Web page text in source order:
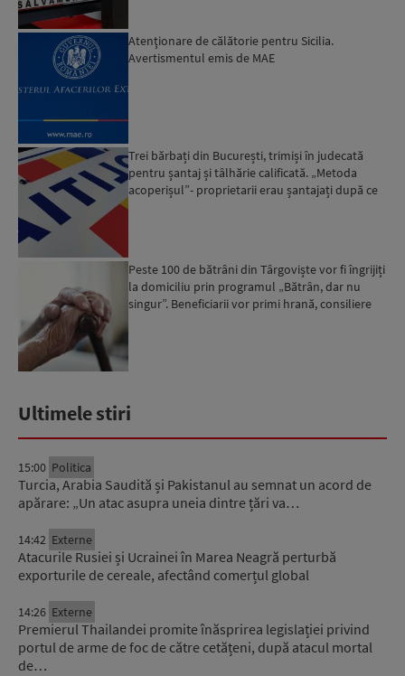
Atenţionare de călătorie pentru Sicilia.
Avertismentul emis de MAE
Trei bărbați din București, trimiși în judecată
pentru șantaj și tâlhărie calificată. „Metoda
acoperișul”- proprietarii erau șantajați după ce
Peste 100 de bătrâni din Târgoviște vor fi îngrijiți
la domiciliu prin programul „Bătrân, dar nu
singur”. Beneficiarii vor primi hrană, consiliere
Ultimele stiri
15:00 Politica
Turcia, Arabia Saudită și Pakistanul au semnat un acord de
apărare: „Un atac asupra uneia dintre țări va…
14:42 Externe
Atacurile Rusiei și Ucrainei în Marea Neagră perturbă
exporturile de cereale, afectând comerțul global
14:26 Externe
Premierul Thailandei promite înăsprirea legislației privind
portul de arme de foc de către cetățeni, după atacul mortal
de…